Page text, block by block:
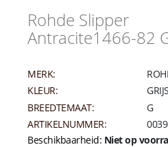
Rohde Slipper
Antracite1466-82
MERK:
KLEUR:
GRIJS
BREEDTEMAAT:
G
ARTIKELNUMMER:
Beschikbaarheid: Niet op